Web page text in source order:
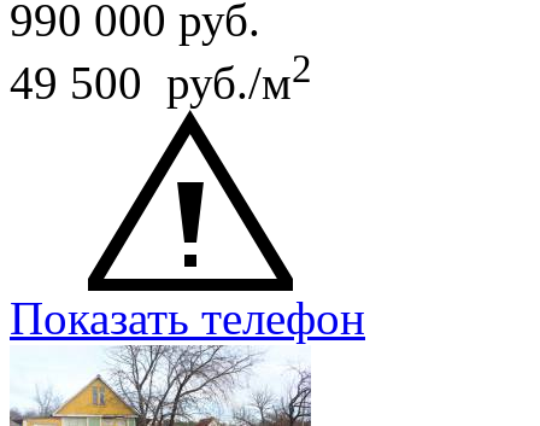
990 000 руб.
49 500 руб./м2
Показать телефон